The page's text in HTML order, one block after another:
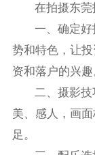
在拍摄东莞
一、确定
势和特色，让
资和落户的兴趣
二、摄影
美、感人，画
足。